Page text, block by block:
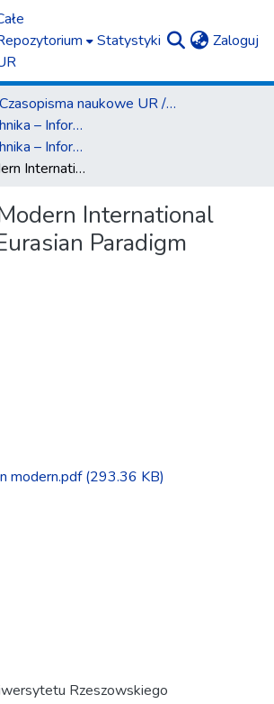
Statystyki Zaloguj
Czasopisma naukowe UR / Scientific Journals
Edukacja – Technika – Informatyka
Edukacja – Technika – Informatyka nr 2(28)2019
Ukraine in Modern International Relations: Eurasian Paradigm
International
Paradigm
modern.pdf(293.36 KB)
Rzeszowskiego